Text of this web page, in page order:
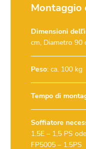
Montaggio
Dimensioni
cm, Diametro 90
Peso: ca. 100 kg
Tempo di
Soffiatore
1.5E – 1,5 PS
FP5005 – 1.5PS